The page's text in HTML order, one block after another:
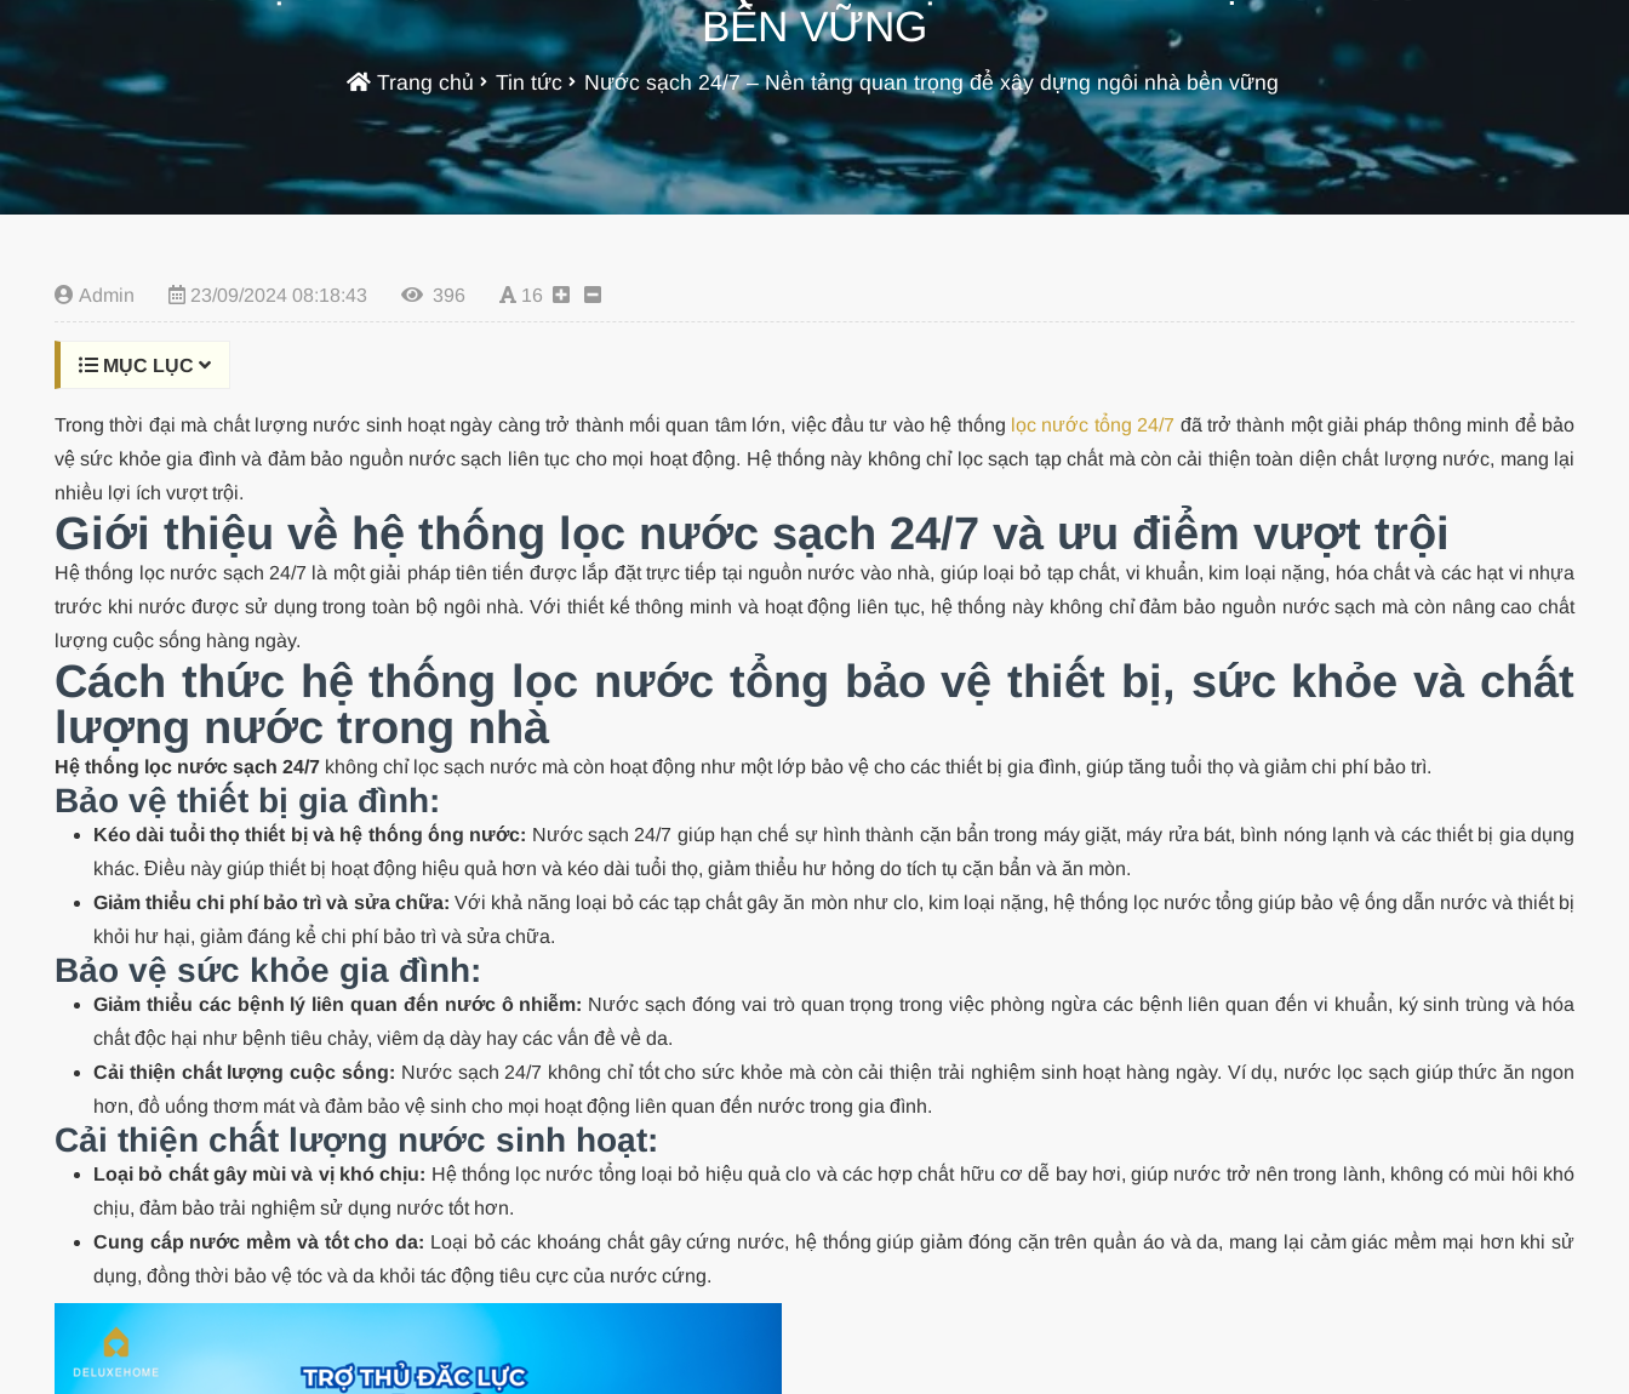
BỀN VỮNG
Trang chủ Tin tức Nước sạch 24/7 – Nền tảng quan trọng để xây dựng ngôi nhà bền vững
Admin 23/09/2024 08:18:43 396 16
MỤC LỤC
Trong thời đại mà chất lượng nước sinh hoạt ngày càng trở thành mối quan tâm lớn, việc đầu tư vào hệ thống lọc nước tổng 24/7 đã trở thành một giải pháp thông minh để bảo
vệ sức khỏe gia đình và đảm bảo nguồn nước sạch liên tục cho mọi hoạt động. Hệ thống này không chỉ lọc sạch tạp chất mà còn cải thiện toàn diện chất lượng nước, mang lại
nhiều lợi ích vượt trội.
Giới thiệu về hệ thống lọc nước sạch 24/7 và ưu điểm vượt trội
Hệ thống lọc nước sạch 24/7 là một giải pháp tiên tiến được lắp đặt trực tiếp tại nguồn nước vào nhà, giúp loại bỏ tạp chất, vi khuẩn, kim loại nặng, hóa chất và các hạt vi nhựa
trước khi nước được sử dụng trong toàn bộ ngôi nhà. Với thiết kế thông minh và hoạt động liên tục, hệ thống này không chỉ đảm bảo nguồn nước sạch mà còn nâng cao chất
lượng cuộc sống hàng ngày.
Cách thức hệ thống lọc nước tổng bảo vệ thiết bị, sức khỏe và chất
lượng nước trong nhà
Hệ thống lọc nước sạch 24/7 không chỉ lọc sạch nước mà còn hoạt động như một lớp bảo vệ cho các thiết bị gia đình, giúp tăng tuổi thọ và giảm chi phí bảo trì.
Bảo vệ thiết bị gia đình:
Kéo dài tuổi thọ thiết bị và hệ thống ống nước: Nước sạch 24/7 giúp hạn chế sự hình thành cặn bẩn trong máy giặt, máy rửa bát, bình nóng lạnh và các thiết bị gia dụng
khác. Điều này giúp thiết bị hoạt động hiệu quả hơn và kéo dài tuổi thọ, giảm thiểu hư hỏng do tích tụ cặn bẩn và ăn mòn.
Giảm thiểu chi phí bảo trì và sửa chữa: Với khả năng loại bỏ các tạp chất gây ăn mòn như clo, kim loại nặng, hệ thống lọc nước tổng giúp bảo vệ ống dẫn nước và thiết bị
khỏi hư hại, giảm đáng kể chi phí bảo trì và sửa chữa.
Bảo vệ sức khỏe gia đình:
Giảm thiểu các bệnh lý liên quan đến nước ô nhiễm: Nước sạch đóng vai trò quan trọng trong việc phòng ngừa các bệnh liên quan đến vi khuẩn, ký sinh trùng và hóa
chất độc hại như bệnh tiêu chảy, viêm dạ dày hay các vấn đề về da.
Cải thiện chất lượng cuộc sống: Nước sạch 24/7 không chỉ tốt cho sức khỏe mà còn cải thiện trải nghiệm sinh hoạt hàng ngày. Ví dụ, nước lọc sạch giúp thức ăn ngon
hơn, đồ uống thơm mát và đảm bảo vệ sinh cho mọi hoạt động liên quan đến nước trong gia đình.
Cải thiện chất lượng nước sinh hoạt:
Loại bỏ chất gây mùi và vị khó chịu: Hệ thống lọc nước tổng loại bỏ hiệu quả clo và các hợp chất hữu cơ dễ bay hơi, giúp nước trở nên trong lành, không có mùi hôi khó
chịu, đảm bảo trải nghiệm sử dụng nước tốt hơn.
Cung cấp nước mềm và tốt cho da: Loại bỏ các khoáng chất gây cứng nước, hệ thống giúp giảm đóng cặn trên quần áo và da, mang lại cảm giác mềm mại hơn khi sử
dụng, đồng thời bảo vệ tóc và da khỏi tác động tiêu cực của nước cứng.